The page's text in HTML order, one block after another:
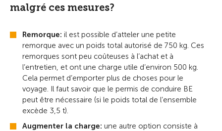
malgré ces mesures?
Remorque: il est possible d’atteler une petite
remorque avec un poids total autorisé de 750 kg. Ces
remorques sont peu coûteuses à l’achat et à
l’entretien, et ont une charge utile d’environ 500 kg.
Cela permet d’emporter plus de choses pour le
voyage. Il faut savoir que le permis de conduire BE
peut être nécessaire (si le poids total de l’ensemble
excède 3,5 t).
Augmenter la charge: une autre option consiste à